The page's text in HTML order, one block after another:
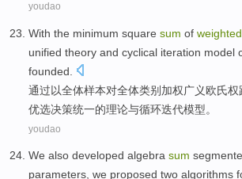
youdao
With the minimum square sum of weighted
unified theory and cyclical iteration model
founded
通过以全体样本对全体类别加权广义欧氏权
优选决策统一的理论与循环迭代模型。
youdao
We also developed algebra sum
parameters, we proposed two algorithms